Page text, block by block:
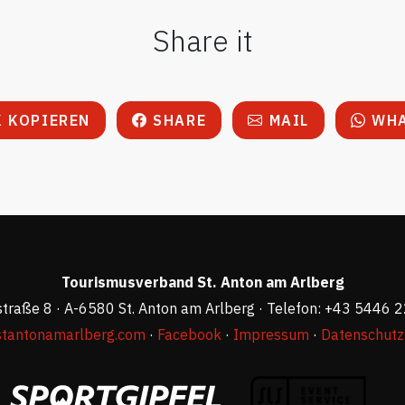
Share it
KOPIEREN SHARE MAIL
Tourismusverband St. Anton am Arlberg
8 · A-6580 St. Anton am Arlberg · Telefon: +43 5446
· Facebook· Impressum · Datenschutz